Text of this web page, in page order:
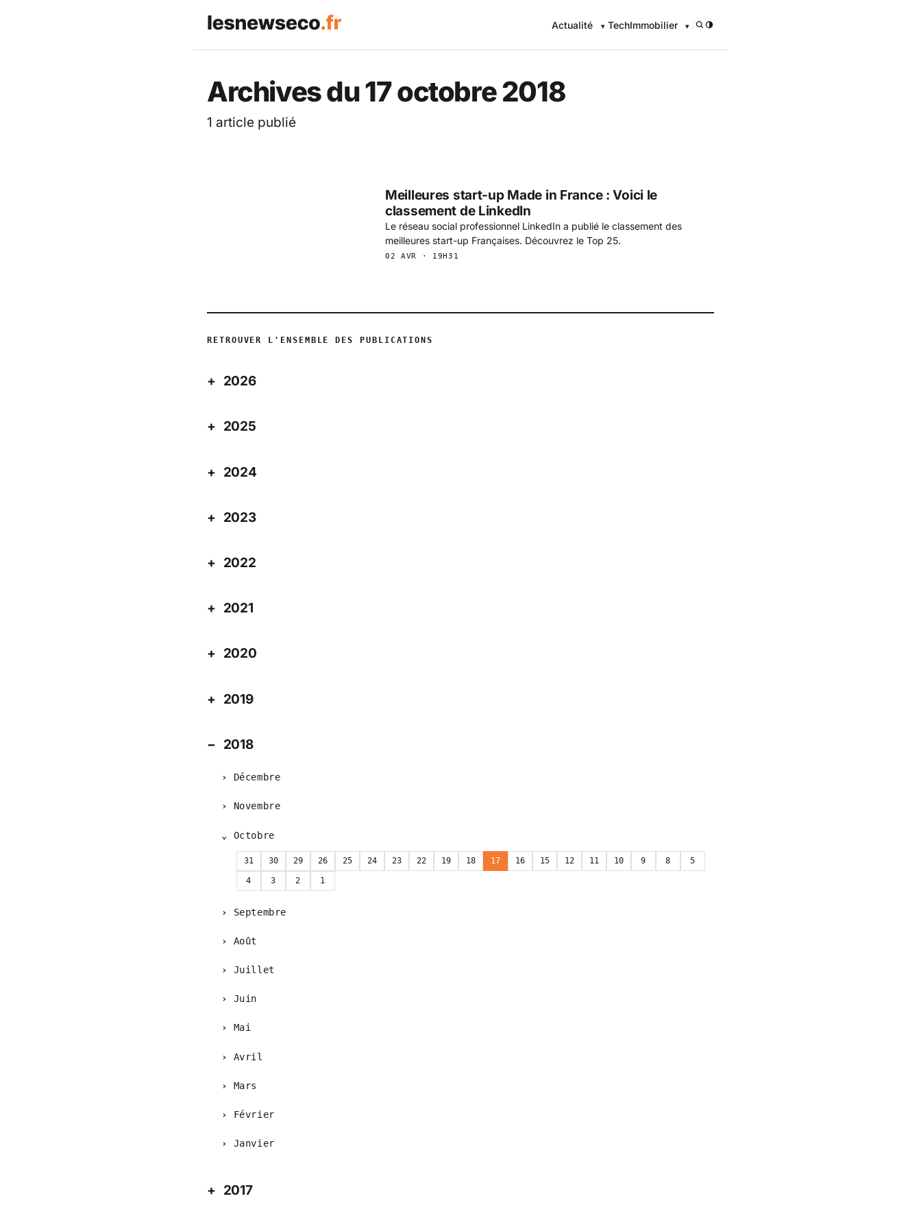
Les News Eco .fr — L'information économique
Actualité TechImmobilier /
Archives du 17 octobre 2018
1 article publié
Meilleures start-up Made in France : Voici le
classement de LinkedIn
Le réseau social professionnel LinkedIn a publié le classement des
meilleures start-up Françaises. Découvrez le Top 25.
02 AVR · 19H31
RETROUVER L'ENSEMBLE DES PUBLICATIONS
2026
2025
2024
2023
2022
2021
2020
2019
2018
Décembre
Novembre
Octobre
31 30 29 26 25 24 23 22 19 18 17 16 15 12 11 10 9 8 5
4 3 2 1
Septembre
Août
Juillet
Juin
Mai
Avril
Mars
Février
Janvier
2017